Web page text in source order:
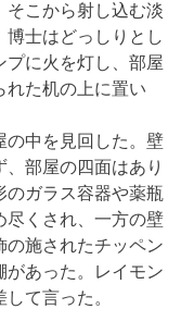
そこから射し込む淡
博士はどっしりとし
プに火を灯し、部屋
れた机の上に置い
中を見回した。壁
、部屋の四面はあり
のガラス容器や薬瓶
尽くされ、一方の壁
の施されたチッペン
があった。レイモン
て言った。